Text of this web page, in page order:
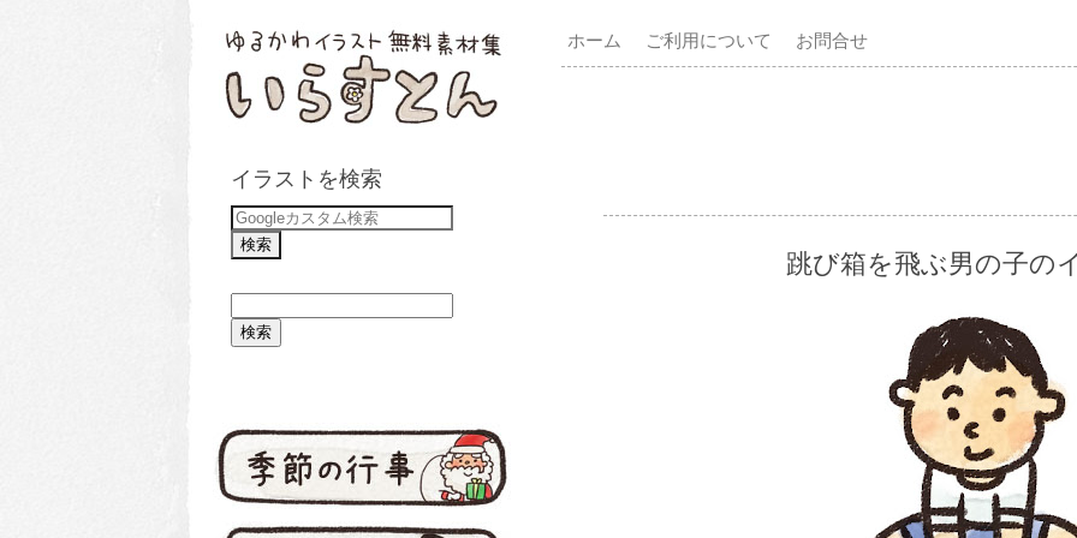
イラストを検索
ホーム ご利用について お問合せ
跳び箱を飛ぶ男の子の